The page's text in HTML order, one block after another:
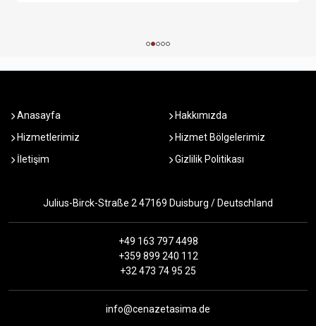
Anasayfa
Hakkımızda
Hizmetlerimiz
Hizmet Bölgelerimiz
İletişim
Gizlilik Politikası
Julius-Birck-Straße 2 47169 Duisburg / Deutschland
+49 163 797 4498
+359 899 240 112
+32 473 74 95 25
info@cenazetasima.de